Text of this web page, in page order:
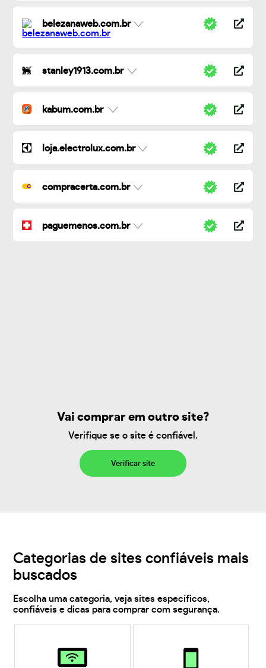
belezanaweb.com.br
stanley1913.com.br
kabum.com.br
loja.electrolux.com.br
compracerta.com.br
paguemenos.com.br
Vai comprar em outro site?
Verifique se o site é confiável.
Verificar site
Categorias de sites confiáveis mais
buscados
Escolha uma categoria, veja sites específicos,
confiáveis e dicas para comprar com segurança.